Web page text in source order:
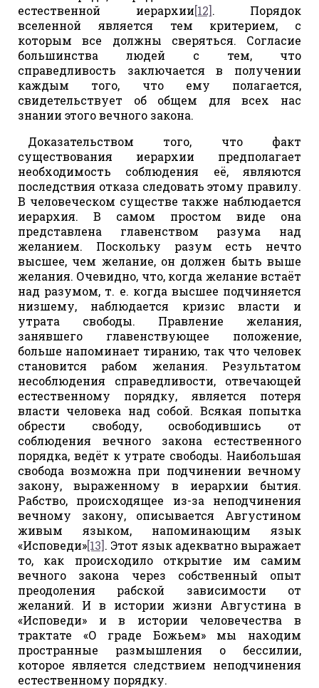
естественной иерархии[12]. Порядок
вселенной является тем критерием, с
которым все должны сверяться. Согласие
большинства людей с тем, что
справедливость заключается в получении
каждым того, что ему полагается,
свидетельствует об общем для всех нас
знании этого вечного закона.
Доказательством того, что факт
существования иерархии предполагает
необходимость соблюдения её, являются
последствия отказа следовать этому правилу.
В человеческом существе также наблюдается
иерархия. В самом простом виде она
представлена главенством разума над
желанием. Поскольку разум есть нечто
высшее, чем желание, он должен быть выше
желания. Очевидно, что, когда желание встаёт
над разумом, т. е. когда высшее подчиняется
низшему, наблюдается кризис власти и
утрата свободы. Правление желания,
занявшего главенствующее положение,
больше напоминает тиранию, так что человек
становится рабом желания. Результатом
несоблюдения справедливости, отвечающей
естественному порядку, является потеря
власти человека над собой. Всякая попытка
обрести свободу, освободившись от
соблюдения вечного закона естественного
порядка, ведёт к утрате свободы. Наибольшая
свобода возможна при подчинении вечному
закону, выраженному в иерархии бытия.
Рабство, происходящее из-за неподчинения
вечному закону, описывается Августином
живым языком, напоминающим язык
«Исповеди»[13]. Этот язык адекватно выражает
то, как происходило открытие им самим
вечного закона через собственный опыт
преодоления рабской зависимости от
желаний. И в истории жизни Августина в
«Исповеди» и в истории человечества в
трактате «О граде Божьем» мы находим
пространные размышления о бессилии,
которое является следствием неподчинения
естественному порядку.